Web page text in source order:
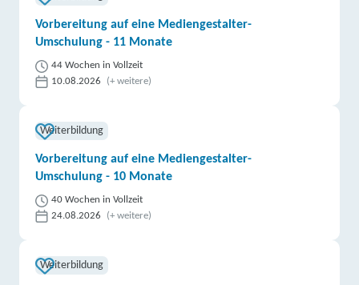
Vorbereitung auf eine Mediengestalter-
Umschulung - 11 Monate
44 Wochen in Vollzeit
10.08.2026
(+ weitere)
Weiterbildung
Vorbereitung auf eine Mediengestalter-
Umschulung - 10 Monate
40 Wochen in Vollzeit
24.08.2026
(+ weitere)
Weiterbildung